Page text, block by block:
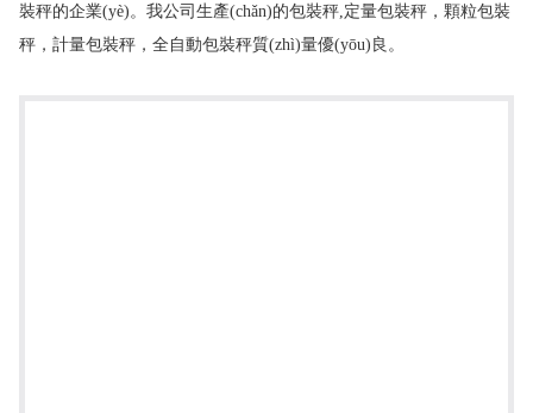
裝秤的企業(yè)。我公司生產(chǎn)的包裝秤,定量包裝秤，顆粒包裝
秤，計量包裝秤，全自動包裝秤質(zhì)量優(yōu)良。